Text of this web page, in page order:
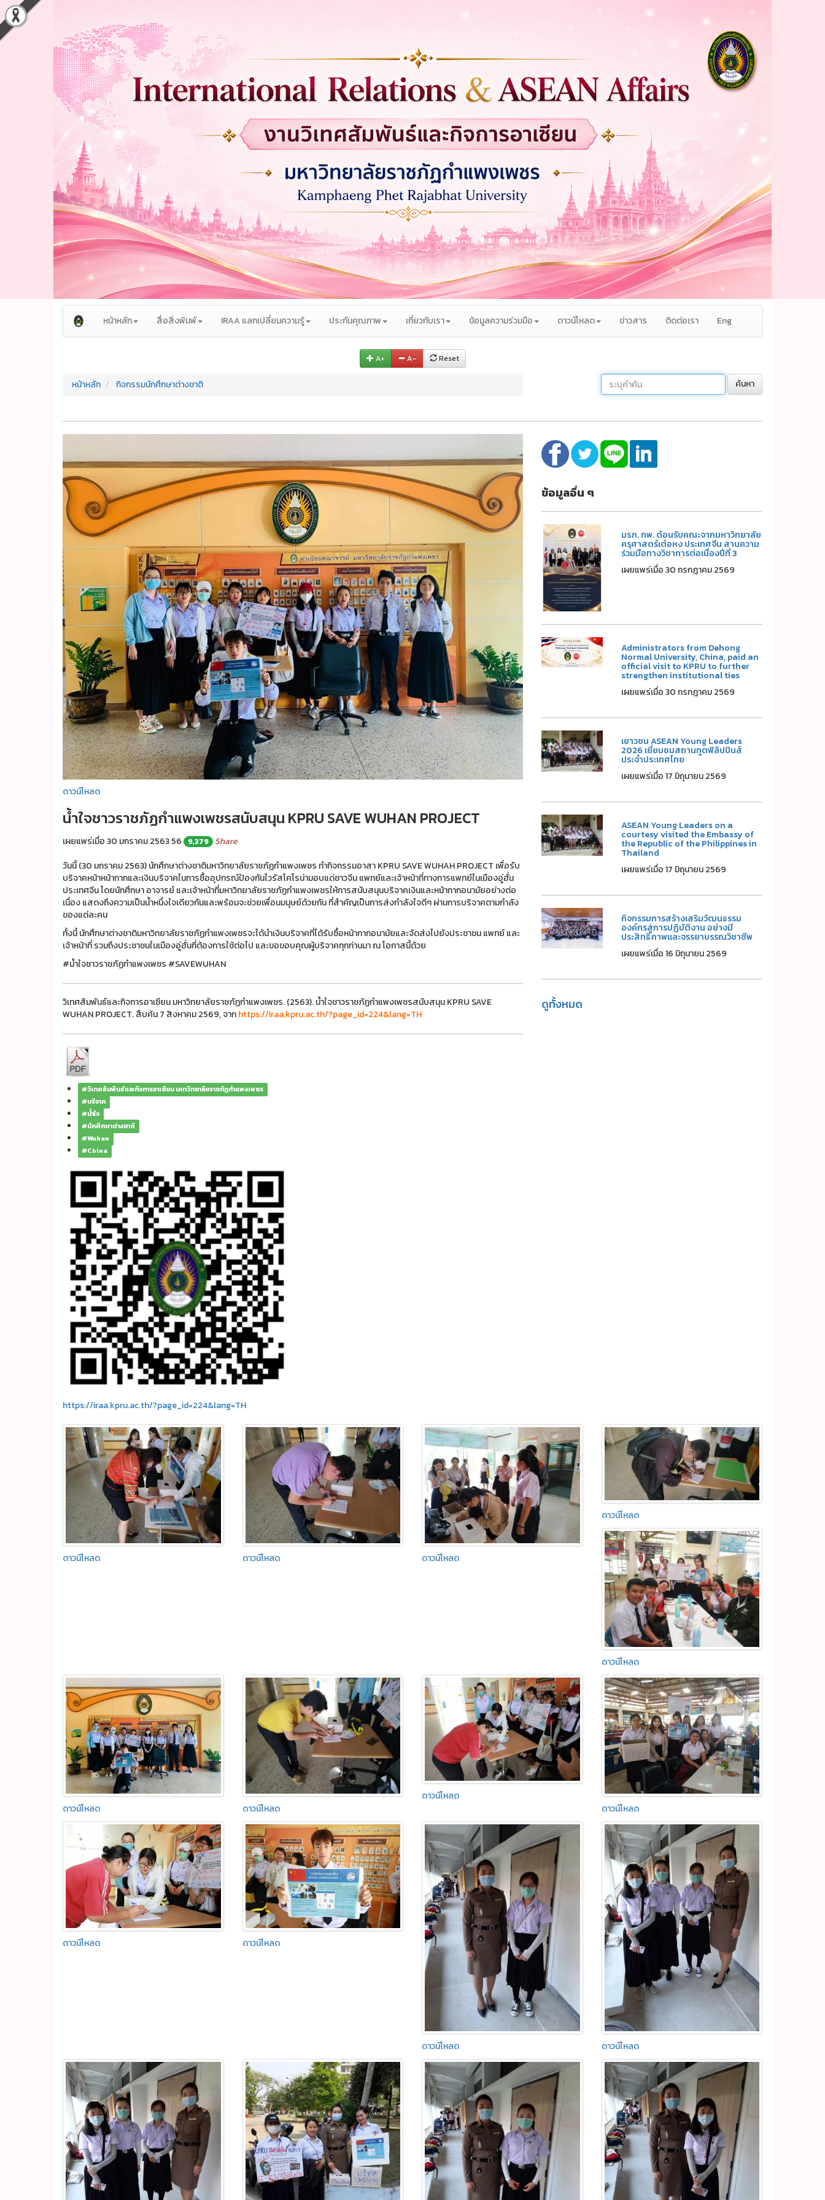
หน้าหลัก สื่อสิ่งพิมพ์ IRAA แลกเปลี่ยนความรู้ ประกันคุณภาพ เกี่ยวกับเรา ข้อมูลความร่วมมือ ดาวน์โหลด ข่าวสาร ติดต่อเรา Eng
A+ A– Reset
หน้าหลัก กิจกรรมนักศึกษาต่างชาติ ค้นหา
ดาวน์โหลด
น้ำใจชาวราชภัฏกำแพงเพชรสนับสนุน KPRU SAVE WUHAN PROJECT
เผยแพร่เมื่อ 30 มกราคม 256356 9,379
Share
วันนี้ (30 มกราคม 2563) นักศึกษาต่างชาติมหาวิทยาลัยราชภัฏกำแพงเพชร ทำกิจกรรมอาสา KPRU SAVE WUHAH PROJECT เพื่อรับ
บริจาคหน้าหน้ากากและเงินบริจาคในการซื้ออุปกรณ์ป้องกันไวรัสโคโรน่ามอบแด่ชาวจีน แพทย์และเจ้าหน้าที่ทางการแพทย์ในเมืองอู่ฮั่น
ประเทศจีน โดยนักศึกษา อาจารย์ และเจ้าหน้าที่มหาวิทยาลัยราชภัฏกำแพงเพชรให้การสนับสนุนบริจาคเงินและหน้ากากอนามัยอย่างต่อ
เนื่อง แสดงถึงความเป็นน้ำหนึ่งใจเดียวกันและพร้อมจะช่วยเพื่อนมนุษย์ด้วยกัน ที่สำคัญเป็นการส่งกำลังใจดีๆ ผ่านการบริจาคตามกำลัง
ของแต่ละคน
ทั้งนี้ นักศึกษาต่างชาติมหาวิทยาลัยราชภัฏกำแพงเพชรจะได้นำเงินบริจาคที่ได้รับซื้อหน้ากากอนามัยและจัดส่งไปยังประชาชน แพทย์ และ
เจ้าหน้าที่ รวมถึงประชาชนในเมืองอู่ฮั่นที่ต้องการใช้ต่อไป และขอขอบคุณผู้บริจาคทุกท่านมา ณ โอกาสนี้ด้วย
#น้ำใจชาวราชภัฏกำแพงเพชร #SAVEWUHAN
วิเทศสัมพันธ์และกิจการอาเซียน มหาวิทยาลัยราชภัฏกำแพงเพชร. (2563). น้ำใจชาวราชภัฏกำแพงเพชรสนับสนุน KPRU SAVE
WUHAN PROJECT. สืบค้น 7 สิงหาคม 2569, จากhttps://iraa.kpru.ac.th/?page_id=224&lang=TH
#วิเทศสัมพันธ์และกิจการอาเซียน มหาวิทยาลัยราชภัฏกำแพงเพชร
#บริจาค
#น้ำใจ
#นักศึกษาต่างชาติ
#Wuhan
#China
https://iraa.kpru.ac.th/?page_id=224&lang=TH
ข้อมูลอื่น ๆ
มรภ. กพ. ต้อนรับคณะจากมหาวิทยาลัย
ครุศาสตร์เต๋อหง ประเทศจีน สานความ
ร่วมมือทางวิชาการต่อเนื่องปีที่ 3
เผยแพร่เมื่อ 30 กรกฎาคม 2569
Administrators from Dehong
Normal University, China, paid an
official visit to KPRU to further
strengthen institutional ties
เผยแพร่เมื่อ 30 กรกฎาคม 2569
เยาวชน ASEAN Young Leaders
2026 เยี่ยมชมสถานทูตฟิลิปปินส์
ประจำประเทศไทย
เผยแพร่เมื่อ 17 มิถุนายน 2569
ASEAN Young Leaders on a
courtesy visited the Embassy of
the Republic of the Philippines in
Thailand
เผยแพร่เมื่อ 17 มิถุนายน 2569
กิจกรรมการสร้างเสริมวัฒนธรรม
องค์กรสู่การปฏิบัติงาน อย่างมี
ประสิทธิภาพและจรรยาบรรณวิชาชีพ
เผยแพร่เมื่อ 16 มิถุนายน 2569
ดูทั้งหมด
ดาวน์โหลด ดาวน์โหลด ดาวน์โหลด
ดาวน์โหลด
ดาวน์โหลด
ดาวน์โหลด ดาวน์โหลด
ดาวน์โหลด
ดาวน์โหลด
ดาวน์โหลด ดาวน์โหลด
ดาวน์โหลด ดาวน์โหลด